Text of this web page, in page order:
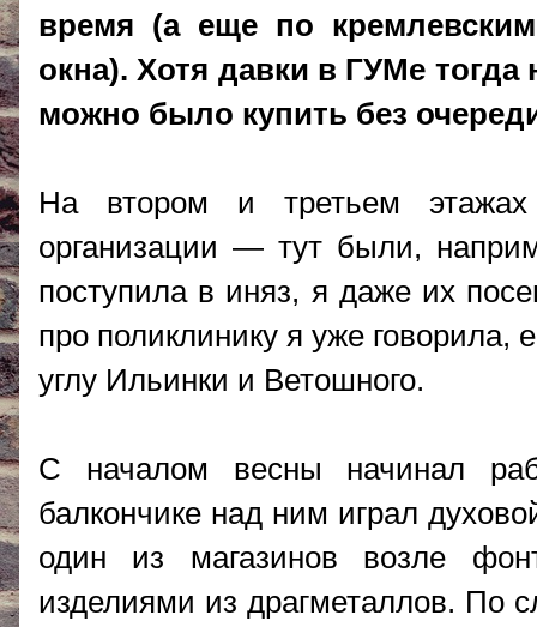
время (а еще по
окна). Хотя давки в ГУМе
можно было купить без
На втором и третьем
организации — тут были,
поступила в иняз, я даже их
про поликлинику я уже
углу Ильинки и Ветошного.
С началом весны начинал
балкончике над ним играл
один из магазинов возле
изделиями из драгметаллов. По